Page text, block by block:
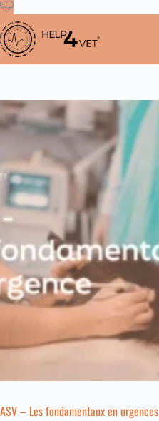
ASV – Les fondamentaux en urgences